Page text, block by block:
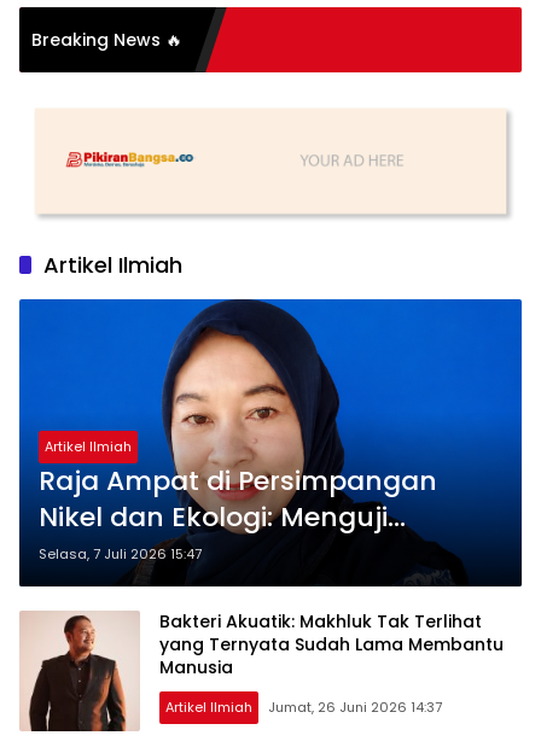
Breaking News 🔥
Artikel Ilmiah
Artikel Ilmiah
Raja Ampat di Persimpangan
Nikel dan Ekologi: Menguji
Ketangguhan AMDAL di Tengah
Krisis Lingkungan
Selasa, 7 Juli 2026 15:47
Bakteri Akuatik: Makhluk Tak Terlihat
yang Ternyata Sudah Lama Membantu
Manusia
Artikel Ilmiah Jumat, 26 Juni 2026 14:37